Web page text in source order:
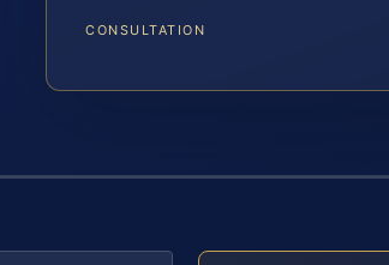
CONSULTATION